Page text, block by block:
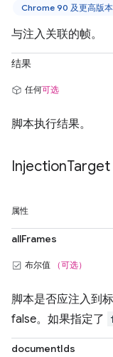
Chrome 90 及更高版本
与注入关联的帧。
结果
任何可选
脚本执行结果。
InjectionTarget
属性
allFrames
布尔值 （可选）
脚本是否应注入到
false。如果指定了
documentIds